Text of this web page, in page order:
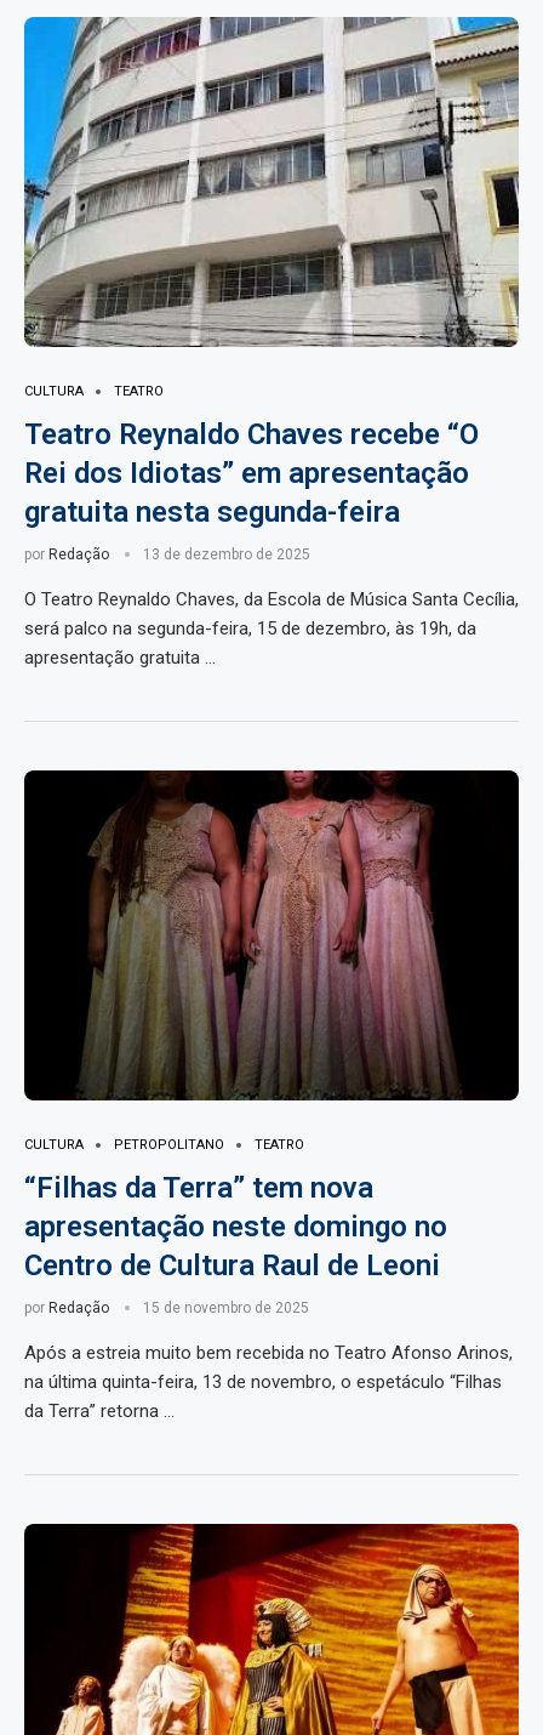
CULTURA TEATRO
Teatro Reynaldo Chaves recebe “O
Rei dos Idiotas” em apresentação
gratuita nesta segunda-feira
por Redação 13 de dezembro de 2025
O Teatro Reynaldo Chaves, da Escola de Música Santa Cecília,
será palco na segunda-feira, 15 de dezembro, às 19h, da
apresentação gratuita …
CULTURA PETROPOLITANO TEATRO
“Filhas da Terra” tem nova
apresentação neste domingo no
Centro de Cultura Raul de Leoni
por Redação 15 de novembro de 2025
Após a estreia muito bem recebida no Teatro Afonso Arinos,
na última quinta-feira, 13 de novembro, o espetáculo “Filhas
da Terra” retorna …